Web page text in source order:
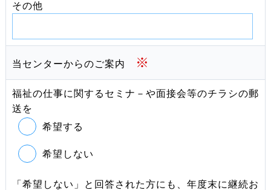
その他
当センターからのご案内 ※
福祉の仕事に関するセミナ－や面接会等のチラシの郵
送を
希望する
希望しない
「希望しない」と回答された方にも、年度末に継続お